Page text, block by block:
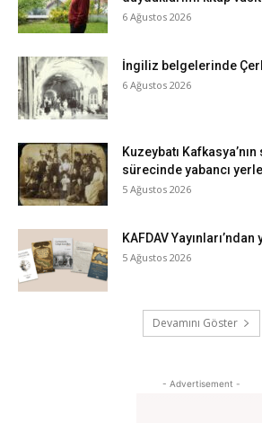
6 Ağustos 2026
İngiliz belgelerinde
6 Ağustos 2026
Kuzeybatı
sürecinde yabancı
5 Ağustos 2026
KAFDAV
5 Ağustos 2026
Devamını Göster
- Advertisement -